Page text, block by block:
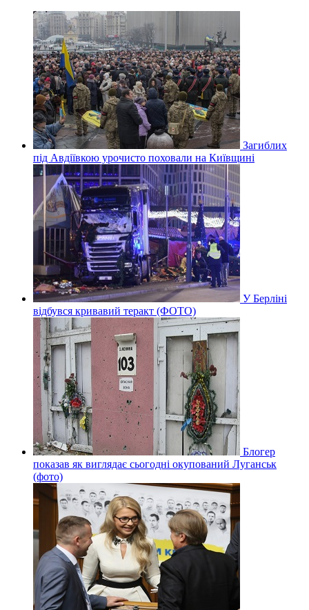
Загиблих
під Авдіївкою урочисто поховали на Київщині
У Берліні
відбувся кривавий теракт (ФОТО)
Блогер
показав як виглядає сьогодні окупований Луганськ
(фото)